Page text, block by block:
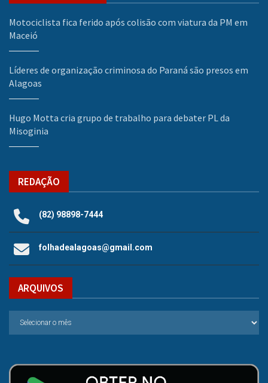
Motociclista fica ferido após colisão com viatura da PM em
Maceió
Líderes de organização criminosa do Paraná são presos em
Alagoas
Hugo Motta cria grupo de trabalho para debater PL da
Misoginia
REDAÇÃO
(82) 98898-7444
folhadealagoas@gmail.com
ARQUIVOS